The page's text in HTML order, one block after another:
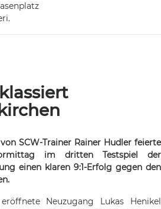
SCW-Trainer Rainer Hudler feierte
im dritten Testspiel der
einen klaren 9:1-Erfolg gegen den
Neuzugang Lukas Henikel